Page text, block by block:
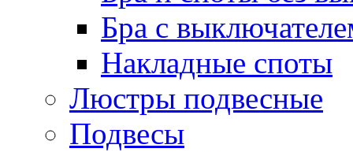
Бра с
Накладные споты
Люстры подвесные
Подвесы